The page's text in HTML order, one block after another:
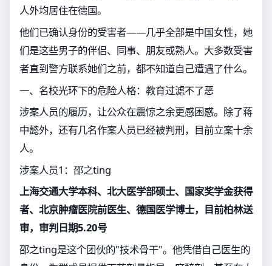
人外均居住在德国。
他们已确认身份的受害者——几乎全部是中国女性，她
们是这些男子的伴侣、同事、朋友或熟人。大多数受害
者直到警方联系她们之前，都不知道自己遭遇了什么。
一、名校光环下的危险人格：教育过滤不了恶
涉案人员的履历，让公众在震惊之余更感困惑。除了蒋
中懿外，还有几名作案人员已经被判刑，目前立案十余
人。
涉案人员1：邵之ting
上海交通大学本科、北大医学部硕士、国家奖学金获得
者、北京肿瘤医院前医生、德国医学博士，目前柏林送
审，审判日期5.20号
邵之ting是这个团伙的"技术骨干"。他凭借自己医生的